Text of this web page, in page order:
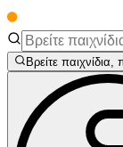
Βρείτε παιχνίδια,